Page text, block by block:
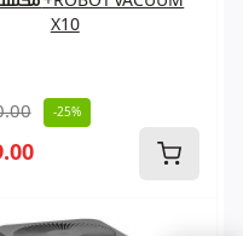
X10
-25%